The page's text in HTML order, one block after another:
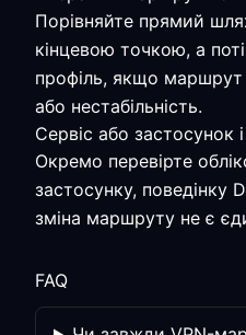
Порівняйте прямий
кінцевою точкою, а
профіль, якщо
або нестабільність.
Сервіс або застосунок
Окремо перевірте
застосунку, поведінку
зміна маршруту не є
FAQ